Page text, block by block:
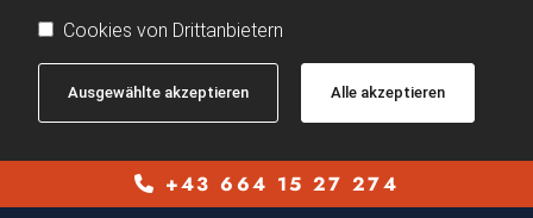
Cookies von Drittanbietern
Ausgewählte akzeptieren Alle akzeptieren
 +43 664 15 27 274